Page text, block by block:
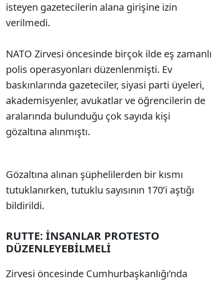
isteyen gazetecilerin alana girişine izin
verilmedi.
NATO Zirvesi öncesinde birçok ilde eş zamanlı
polis operasyonları düzenlenmişti. Ev
baskınlarında gazeteciler, siyasi parti üyeleri,
akademisyenler, avukatlar ve öğrencilerin de
aralarında bulunduğu çok sayıda kişi
gözaltına alınmıştı.
Gözaltına alınan şüphelilerden bir kısmı
tutuklanırken, tutuklu sayısının 170’i aştığı
bildirildi.
RUTTE: İNSANLAR PROTESTO
DÜZENLEYEBİLMELİ
Zirvesi öncesinde Cumhurbaşkanlığı’nda